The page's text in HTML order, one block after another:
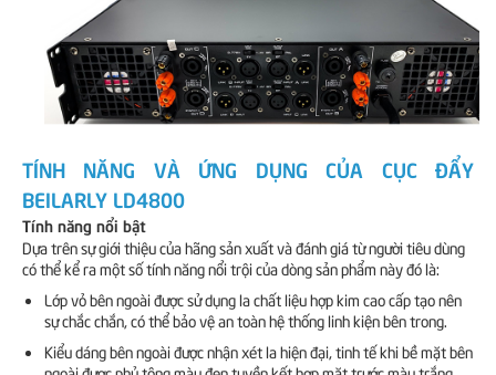
TÍNH NĂNG VÀ ỨNG DỤNG CỦA CỤC ĐẨY
BEILARLY LD4800
Tính năng nổi bật
Dựa trên sự giới thiệu của hãng sản xuất và đánh giá từ người tiêu dùng
có thể kể ra một số tính năng nổi trội của dòng sản phẩm này đó là:
Lớp vỏ bên ngoài được sử dụng la chất liệu hợp kim cao cấp tạo nên
sự chắc chắn, có thể bảo vệ an toàn hệ thống linh kiện bên trong.
Kiểu dáng bên ngoài được nhận xét la hiện đại, tinh tế khi bề mặt bên